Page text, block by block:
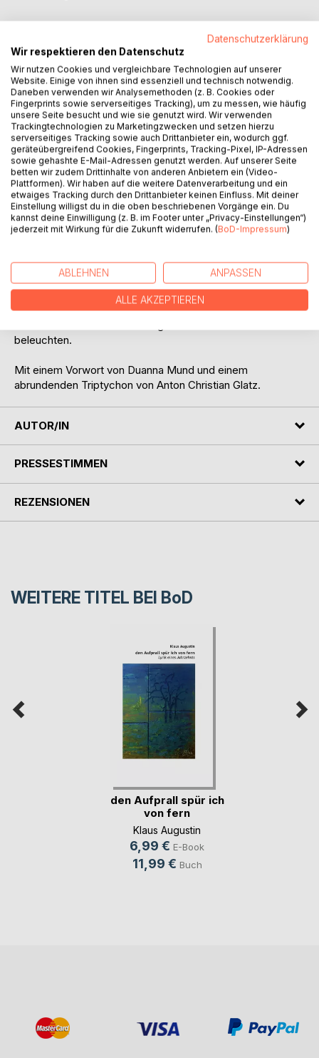
Auf die Merkliste
Titel bewerten
BESCHREIBUNG
diesem Buch erweitert Klaus Augustin sein literarisches
Schaffen. Zu lyrischen Texten, aufgespannt zwischen
innerlicher Tristesse, zeitkritischen Statements und
kuriosem Humor, gesellen sich Prosatexte, welche
beleuchten.
Mit einem Vorwort von Duanna Mund und einem
abrundenden Triptychon von Anton Christian Glatz.
AUTOR/IN
PRESSESTIMMEN
REZENSIONEN
WEITERE TITEL BEI BoD
den Aufprall spür ich
von fern
Klaus Augustin
6,99 € E-Book
11,99 € Buch
Datenschutzerklärung
Wir respektieren den Datenschutz
Wir nutzen Cookies und vergleichbare Technologien auf unserer
Website. Einige von ihnen sind essenziell und technisch notwendig.
Daneben verwenden wir Analysemethoden (z. B. Cookies oder
Fingerprints sowie serverseitiges Tracking), um zu messen, wie häufig
unsere Seite besucht und wie sie genutzt wird. Wir verwenden
Trackingtechnologien zu Marketingzwecken und setzen hierzu
serverseitiges Tracking sowie auch Drittanbieter ein, wodurch ggf.
geräteübergreifend Cookies, Fingerprints, Tracking-Pixel, IP-Adressen
sowie gehashte E-Mail-Adressen genutzt werden. Auf unserer Seite
betten wir zudem Drittinhalte von anderen Anbietern ein (Video-
Plattformen). Wir haben auf die weitere Datenverarbeitung und ein
etwaiges Tracking durch den Drittanbieter keinen Einfluss. Mit deiner
Einstellung willigst du in die oben beschriebenen Vorgänge ein. Du
kannst deine Einwilligung (z. B. im Footer unter „Privacy-Einstellungen“)
jederzeit mit Wirkung für die Zukunft widerrufen. (BoD-Impressum)
ABLEHNEN ANPASSEN
ALLE AKZEPTIEREN